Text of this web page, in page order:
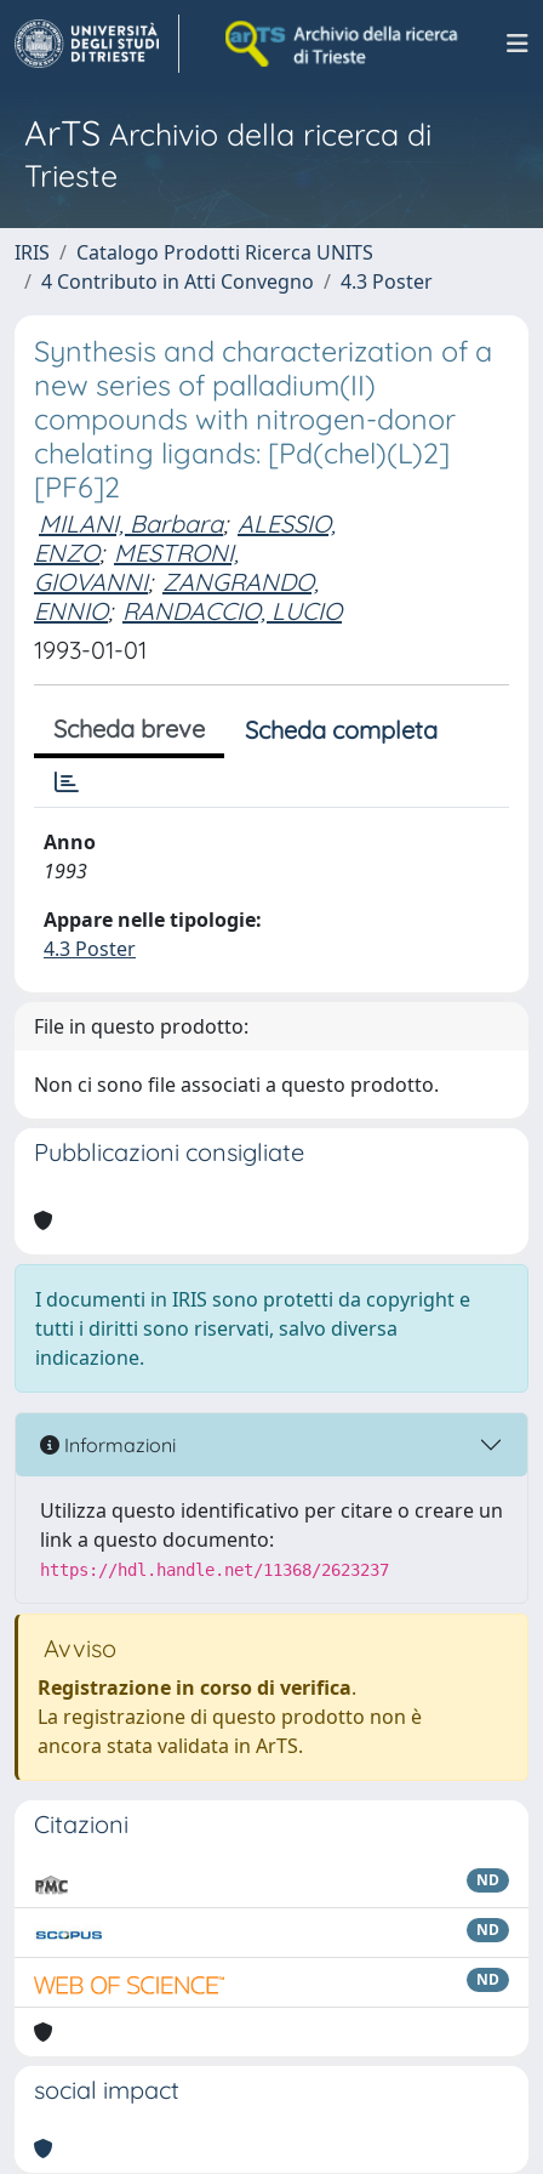
ArTS Archivio della ricerca di
Trieste
IRIS
Catalogo Prodotti Ricerca UNITS
4 Contributo in Atti Convegno
4.3 Poster
Synthesis and characterization of a
new series of palladium(II)
compounds with nitrogen-donor
chelating ligands: [Pd(chel)(L)2]
[PF6]2
MILANI, Barbara; ALESSIO,
ENZO; MESTRONI,
GIOVANNI; ZANGRANDO,
ENNIO; RANDACCIO, LUCIO
1993-01-01
Scheda breve Scheda completa
Anno
1993
Appare nelle tipologie:
4.3 Poster
File in questo prodotto:
Non ci sono file associati a questo prodotto.
Pubblicazioni consigliate
I documenti in IRIS sono protetti da copyright e
tutti i diritti sono riservati, salvo diversa
indicazione.
Informazioni
Utilizza questo identificativo per citare o creare un
link a questo documento:
https://hdl.handle.net/11368/2623237
Avviso
Registrazione in corso di verifica.
La registrazione di questo prodotto non è
ancora stata validata in ArTS.
Citazioni
ND
ND
ND
social impact